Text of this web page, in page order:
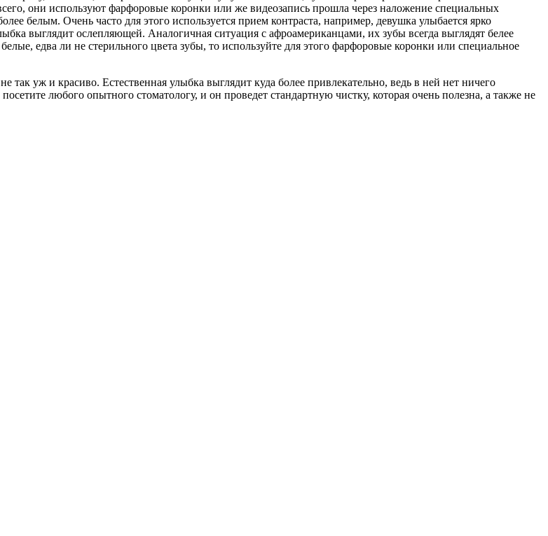
они используют фарфоровые коронки или же видеозапись прошла через наложение специальных
белым. Очень часто для этого используется прием контраста, например, девушка улыбается ярко
выглядит ослепляющей. Аналогичная ситуация с афроамериканцами, их зубы всегда выглядят белее
едва ли не стерильного цвета зубы, то используйте для этого фарфоровые коронки или специальное
так уж и красиво. Естественная улыбка выглядит куда более привлекательно, ведь в ней нет ничего
любого опытного стоматологу, и он проведет стандартную чистку, которая очень полезна, а также не